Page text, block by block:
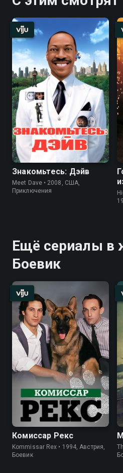
Знакомьтесь: Дэйв
Meet Dave • 2008, США,
Приключения
Ещё сериалы в
Боевик
Комиссар Рекс
Kommissar Rex • 1994, Австрия,
Боевик